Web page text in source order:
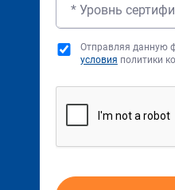
* Уровнь
Отправляя данную
условия политики